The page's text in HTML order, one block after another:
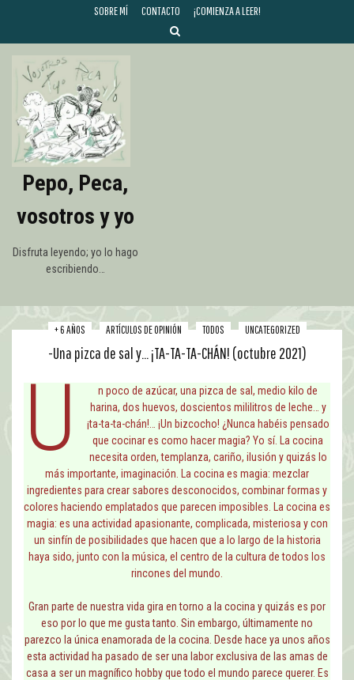
SOBRE MÍ CONTACTO ¡COMIENZA A LEER!
Pepo, Peca,
vosotros y yo
Disfruta leyendo; yo lo hago
escribiendo…
+ 6 AÑOS ARTÍCULOS DE OPINIÓN TODOS UNCATEGORIZED
-Una pizca de sal y… ¡TA-TA-TA-CHÁN! (octubre 2021)
U
n poco de azúcar, una pizca de sal, medio kilo de
harina, dos huevos, doscientos mililitros de leche… y
¡ta-ta-ta-chán!… ¡Un bizcocho! ¿Nunca habéis pensado
que cocinar es como hacer magia? Yo sí. La cocina
necesita orden, templanza, cariño, ilusión y quizás lo
más importante, imaginación. La cocina es magia: mezclar
ingredientes para crear sabores desconocidos, combinar formas y
colores haciendo emplatados que parecen imposibles. La cocina es
magia: es una actividad apasionante, complicada, misteriosa y con
un sinfín de posibilidades que hacen que a lo largo de la historia
haya sido, junto con la música, el centro de la cultura de todos los
rincones del mundo.
Gran parte de nuestra vida gira en torno a la cocina y quizás es por
eso por lo que me gusta tanto. Sin embargo, últimamente no
parezco la única enamorada de la cocina. Desde hace ya unos años
esta actividad ha pasado de ser una labor exclusiva de las amas de
casa a ser un magnífico hobby que todo el mundo parece querer. Es